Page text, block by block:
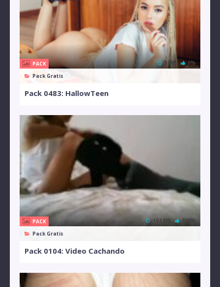
PACK
Pack Gratis
3 MB 0%
Pack 0483: HallowTeen
PACK
Pack Gratis
167 MB 100%
Pack 0104: Video Cachando